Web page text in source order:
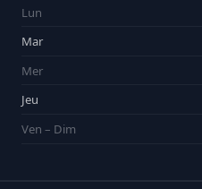
Lun
Mar
Mer
Jeu
Ven – Dim